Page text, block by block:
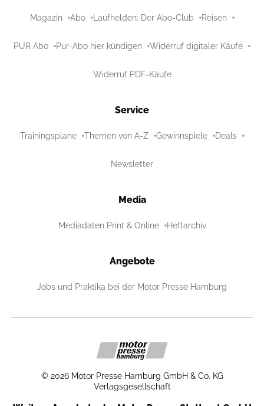
Magazin Abo Laufhelden: Der Abo-Club Reisen
PUR Abo Pur-Abo hier kündigen Widerruf digitaler Käufe
Widerruf PDF-Käufe
Service
Trainingspläne Themen von A-Z Gewinnspiele Deals
Newsletter
Media
Mediadaten Print & Online Heftarchiv
Angebote
Jobs und Praktika bei der Motor Presse Hamburg
© 2026 Motor Presse Hamburg GmbH & Co. KG
Verlagsgesellschaft